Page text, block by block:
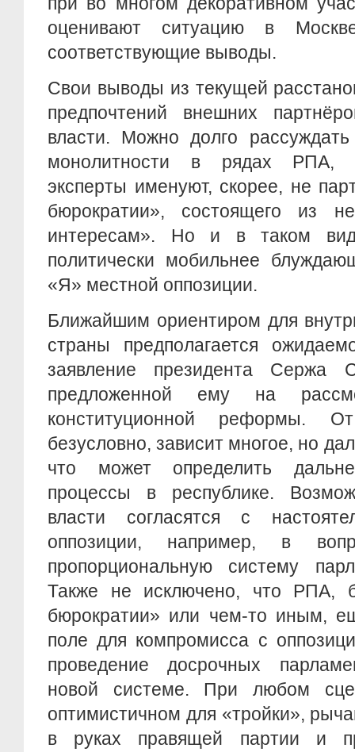
оценивают ситуацию в
соответствующие выводы.
Свои выводы из текущей
предпочтений внешних
власти. Можно долго
монолитности в рядах РПА,
эксперты именуют, скорее, не
бюрократии», состоящего из
интересам». Но и в таком
политически мобильнее
«Я» местной оппозиции.
Ближайшим ориентиром для
страны предполагается
заявление президента Сержа
предложенной ему на
конституционной реформы.
безусловно, зависит многое, но
что может определить
процессы в республике.
власти согласятся с
оппозиции, например, в
пропорциональную систему
Также не исключено, что РПА,
бюрократии» или чем-то иным,
поле для компромисса с
проведение досрочных
новой системе. При любом
оптимистичном для «тройки»,
в руках правящей партии и